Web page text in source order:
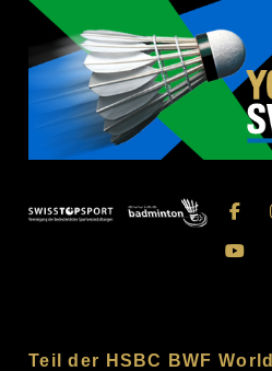
Teil der HSBC BWF